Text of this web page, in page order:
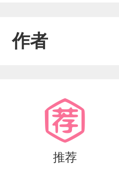
厚，权利高等被称
高，技术人才多，
技术之巅5座城中
于土城，将近濒临
作者
推荐